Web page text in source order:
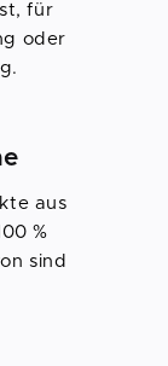
für
oder
aus
%
sind